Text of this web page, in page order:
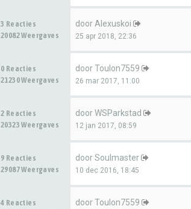
3 Reacties
20082 Weergaves
door Alexuskoi
25 apr 2018, 22:36
0 Reacties
21230 Weergaves
doorToulon7559
26 mar 2017, 11:00
2 Reacties
20323 Weergaves
doorWSParkstad
12 jan 2017, 08:59
9 Reacties
29087 Weergaves
doorSoulmaster
10 dec 2016, 18:45
4 Reacties
doorToulon7559